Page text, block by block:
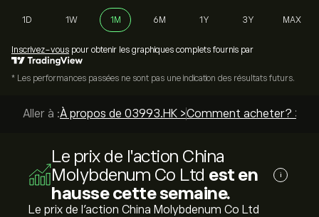
1D 1W 1M 6M 1Y 3Y MAX
Inscrivez-vous pour obtenir les graphiques complets fournis par
* Les performances passées ne sont pas une indication des résultats futurs.
Aller à :À propos de 03993.HK >Comment acheter? >
Le prix de l'action China
Molybdenum Co Ltd est en
hausse cette semaine.
i
Le prix de l'action China Molybdenum Co Ltd